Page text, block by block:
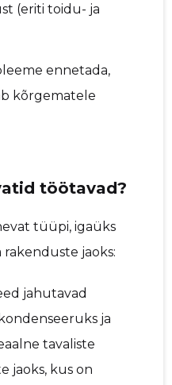
(eriti toidu- ja
ennetada,
kõrgematele
töötavad?
tüüpi, igaüks
jaoks:
jahutavad
ja
tavaliste
jaoks, kus on